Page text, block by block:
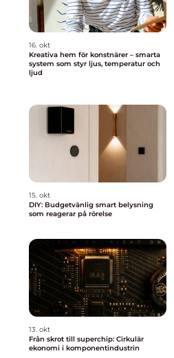
16. okt
Kreativa hem för konstnärer – smarta
system som styr ljus, temperatur och
ljud
15. okt
DIY: Budgetvänlig smart belysning
som reagerar på rörelse
13. okt
Från skrot till superchip: Cirkulär
ekonomi i komponentindustrin